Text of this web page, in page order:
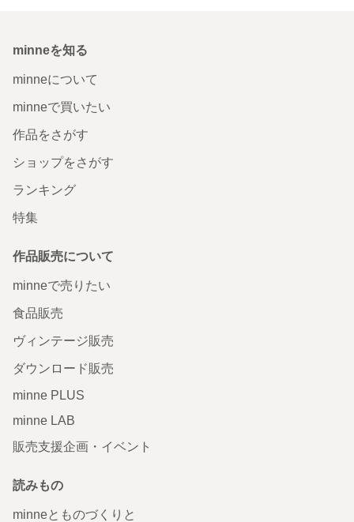
minneを知る
minneについて
minneで買いたい
作品をさがす
ショップをさがす
ランキング
特集
作品販売について
minneで売りたい
食品販売
ヴィンテージ販売
ダウンロード販売
minne PLUS
minne LAB
販売支援企画・イベント
読みもの
minneとものづくりと